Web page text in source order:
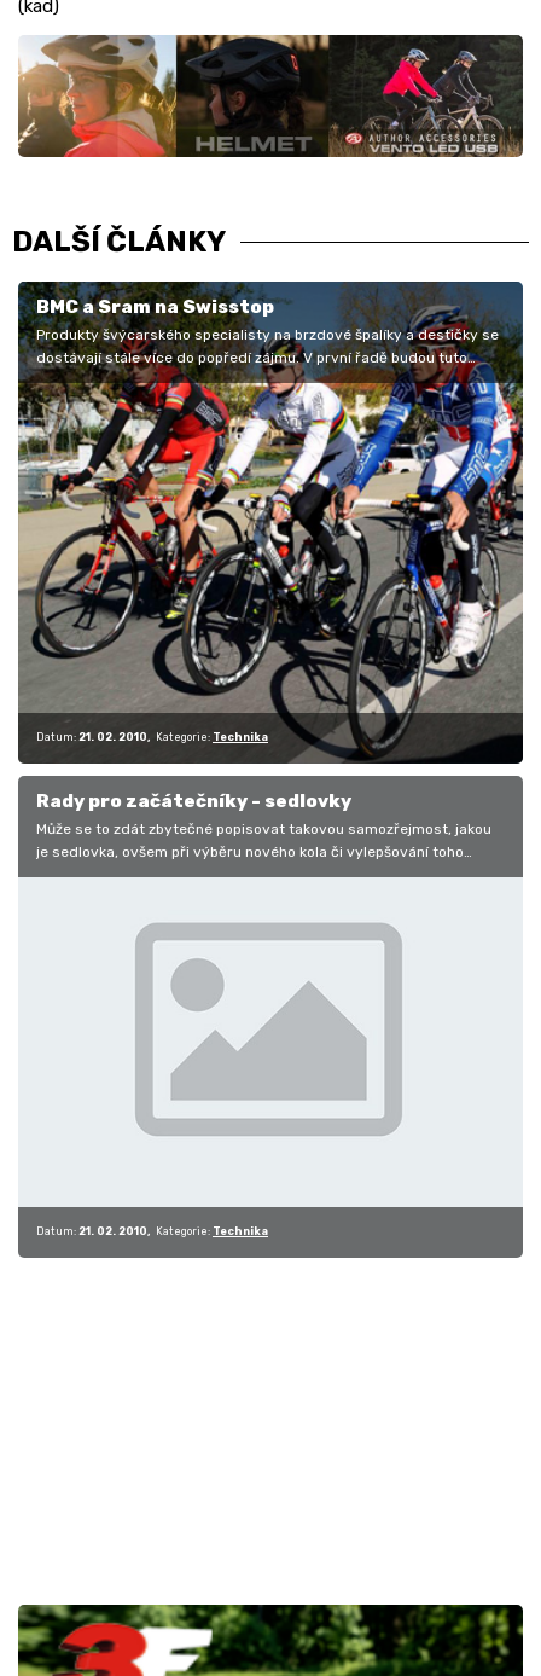
(kad)
DALŠÍ ČLÁNKY
BMC a Sram na Swisstop
Produkty švýcarského specialisty na brzdové špalíky a destičky se
dostávají stále více do popředí zájmu. V první řadě budou tuto
sezónu…
Datum: 21. 02. 2010 Kategorie: Technika
Rady pro začátečníky - sedlovky
Může se to zdát zbytečné popisovat takovou samozřejmost, jakou
je sedlovka, ovšem při výběru nového kola či vylepšování toho
starého můžeme…
Datum: 21. 02. 2010 Kategorie: Technika